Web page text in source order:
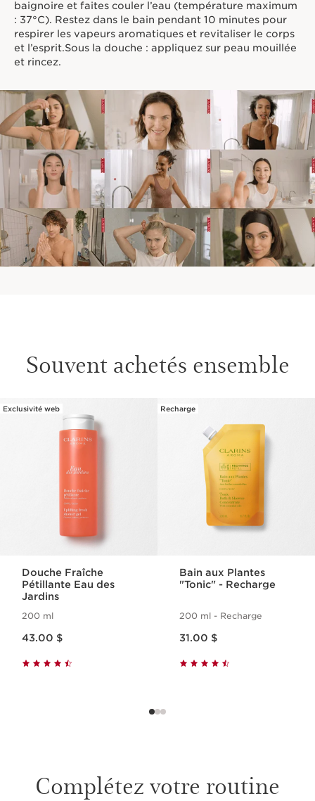
baignoire et faites couler l’eau (température maximum
: 37°C). Restez dans le bain pendant 10 minutes pour
respirer les vapeurs aromatiques et revitaliser le corps
et l’esprit.Sous la douche : appliquez sur peau mouillée
et rincez.
Souvent achetés ensemble
ALLER AU CONTENU
Exclusivité web
Douche Fraîche
Pétillante Eau des
Jardins
200 ml
43.00 $
Recharge
Bain aux Plantes
"Tonic" - Recharge
200 ml - Recharge
31.00 $
Complétez votre routine